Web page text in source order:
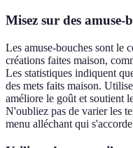
Misez sur des
Les amuse-bouches sont le
créations faites maison,
Les statistiques indiquent
des mets faits maison.
améliore le goût et soutient
N'oubliez pas de varier les
menu alléchant qui